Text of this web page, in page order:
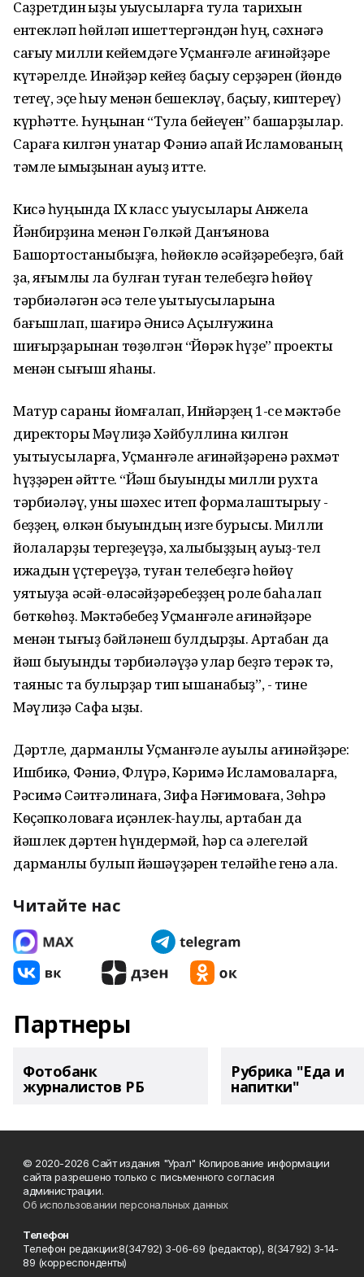
Саҙретдин ҡыҙы уҡыусыларға тула тарихын
ентекләп һөйләп ишеттергәндән һуң, сәхнәгә
сағыу милли кейемдәге Уҫманғәле ағинәйҙәре
күтәрелде. Инәйҙәр кейеҙ баҫыу серҙәрен (йөндө
тетеү, эҫе һыу менән бешекләү, баҫыу, киптереү)
күрһәтте. Һуңынан “Тула бейеүен” башҡарҙылар.
Сараға килгән ҡунаҡтар Фәниә апай Исламованың
тәмле ҡымыҙынан ауыҙ итте.
Кисә һуңында IX класс уҡыусылары Анжела
Йәнбирҙина менән Гөлкәй Данъянова
Башҡортостаныбыҙға, һөйөклө әсәйҙәребеҙгә, бай
ҙа, яғымлы ла булған туған телебеҙгә һөйөү
тәрбиәләгән әсә теле уҡытыусыларына
бағышлап, шағирә Әнисә Аҫылғужина
шиғырҙарынан төҙөлгән “Йөрәк һүҙе” проекты
менән сығыш яһаны.
Матур сараны йомғаҡлап, Инйәрҙең 1-се мәктәбе
директоры Мәүлиҙә Хәйбуллина килгән
уҡытыусыларға, Уҫманғәле ағинәйҙәренә рәхмәт
һүҙҙәрен әйтте. “Йәш быуынды милли рухта
тәрбиәләү, уны шәхес итеп формалаштырыу -
беҙҙең, өлкән быуындың изге бурысы. Милли
йолаларҙы тергеҙеүҙә, халҡыбыҙҙың ауыҙ-тел
ижадын үҫтереүҙә, туған телебеҙгә һөйөү
уятыуҙа әсәй-өләсәйҙәребеҙҙең роле баһалап
бөткөһөҙ. Мәктәбебеҙ Уҫманғәле ағинәйҙәре
менән тығыҙ бәйләнеш булдырҙы. Артабан да
йәш быуынды тәрбиәләүҙә улар беҙгә терәк тә,
таяныс та булырҙар тип ышанабыҙ”, - тине
Мәүлиҙә Сафа ҡыҙы.
Дәртле, дарманлы Уҫманғәле ауылы ағинәйҙәре:
Ишбикә, Фәниә, Флүрә, Кәримә Исламоваларға,
Рәсимә Сәитғәлинаға, Зифа Нәғимоваға, Зөһрә
Көҫәпколоваға иҫәнлек-һаулыҡ, артабан да
йәшлек дәртен һүндермәй, һәр саҡ әлегеләй
дарманлы булып йәшәүҙәрен теләйһе генә ҡала.
Читайте нас
Партнеры
Фотобанк
журналистов РБ
Рубрика "Еда и
напитки"
© 2020-2026 Сайт издания "Урал" Копирование информации
сайта разрешено только с письменного согласия
администрации.
Об использовании персональных данных
Телефон
Телефон редакции:8(34792) 3-06-69 (редактор), 8(34792) 3-14-
89 (корреспонденты)